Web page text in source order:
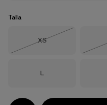
Talla
Talla
XS
Talla
L